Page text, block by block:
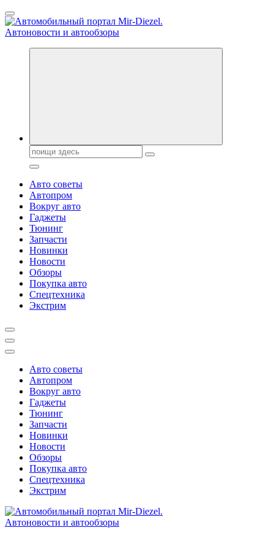
Перейти
к
содержанию
Справочник автомобилиста. Обзор новинок популярных
Поиск:
Авто советы
Автопром
Вокруг авто
Гаджеты
Тюнинг
Запчасти
Новинки
Новости
Обзоры
Покупка авто
Спецтехника
Экстрим
Авто советы
Автопром
Вокруг авто
Гаджеты
Тюнинг
Запчасти
Новинки
Новости
Обзоры
Покупка авто
Спецтехника
Экстрим